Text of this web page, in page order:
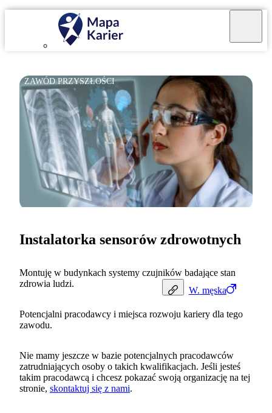
ZAWÓD PRZYSZŁOŚCI
W. męska
Instalatorka sensorów zdrowotnych
Montuję w budynkach systemy czujników badające stan
zdrowia ludzi.
Potencjalni pracodawcy i miejsca rozwoju kariery dla tego
zawodu.
Nie mamy jeszcze w bazie potencjalnych pracodawców
zatrudniających osoby o takich kwalifikacjach. Jeśli jesteś
takim pracodawcą i chcesz pokazać swoją organizację na tej
stronie, skontaktuj się z nami.